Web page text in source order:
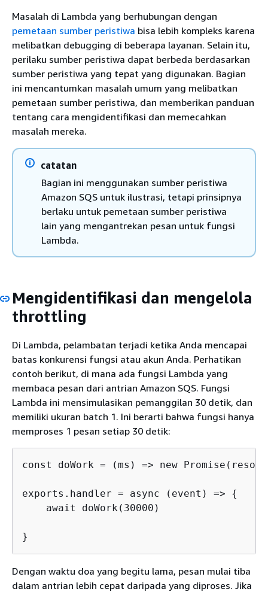
Masalah di Lambda yang berhubungan dengan
pemetaan sumber peristiwa bisa lebih kompleks karena
melibatkan debugging di beberapa layanan. Selain itu,
perilaku sumber peristiwa dapat berbeda berdasarkan
sumber peristiwa yang tepat yang digunakan. Bagian
ini mencantumkan masalah umum yang melibatkan
pemetaan sumber peristiwa, dan memberikan panduan
tentang cara mengidentifikasi dan memecahkan
masalah mereka.
catatan
Bagian ini menggunakan sumber peristiwa
Amazon SQS untuk ilustrasi, tetapi prinsipnya
berlaku untuk pemetaan sumber peristiwa
lain yang mengantrekan pesan untuk fungsi
Lambda.
Mengidentifikasi dan mengelola
throttling
Di Lambda, pelambatan terjadi ketika Anda mencapai
batas konkurensi fungsi atau akun Anda. Perhatikan
contoh berikut, di mana ada fungsi Lambda yang
membaca pesan dari antrian Amazon SQS. Fungsi
Lambda ini mensimulasikan pemanggilan 30 detik, dan
memiliki ukuran batch 1. Ini berarti bahwa fungsi hanya
memproses 1 pesan setiap 30 detik:
const doWork = (ms) => new
exports.handler = async (event) => {
    await doWork(30000)
}
Dengan waktu doa yang begitu lama, pesan mulai tiba
dalam antrian lebih cepat daripada yang diproses. Jika